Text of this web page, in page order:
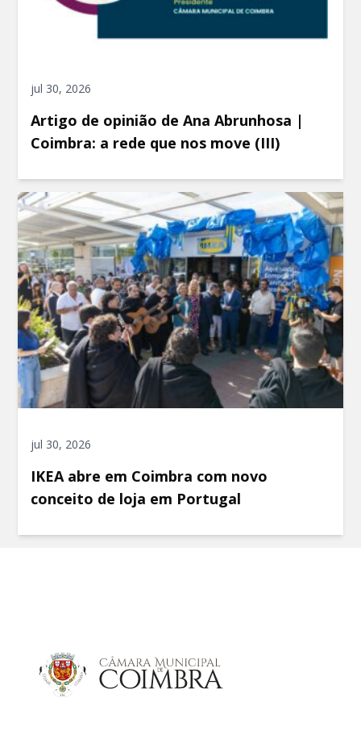
jul 30, 2026
Artigo de opinião de Ana Abrunhosa |
Coimbra: a rede que nos move (III)
jul 30, 2026
IKEA abre em Coimbra com novo
conceito de loja em Portugal